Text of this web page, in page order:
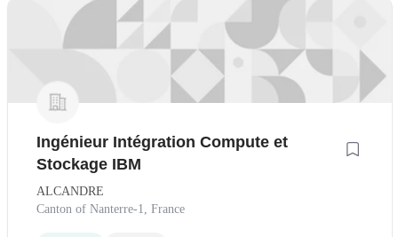
Ingénieur Intégration Compute et
Stockage IBM
ALCANDRE
Canton of Nanterre-1, France